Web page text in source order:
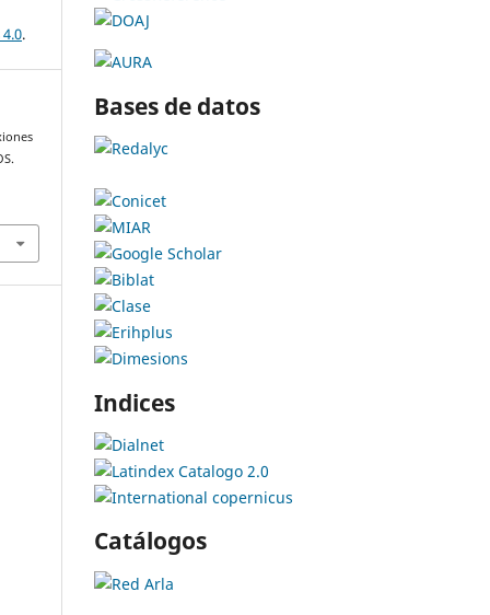
.
Bases de datos
Indices
Catálogos